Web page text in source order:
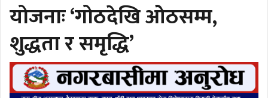
योजनाः ‘गोठदेखि ओठसम्म,
शुद्धता र समृद्धि’